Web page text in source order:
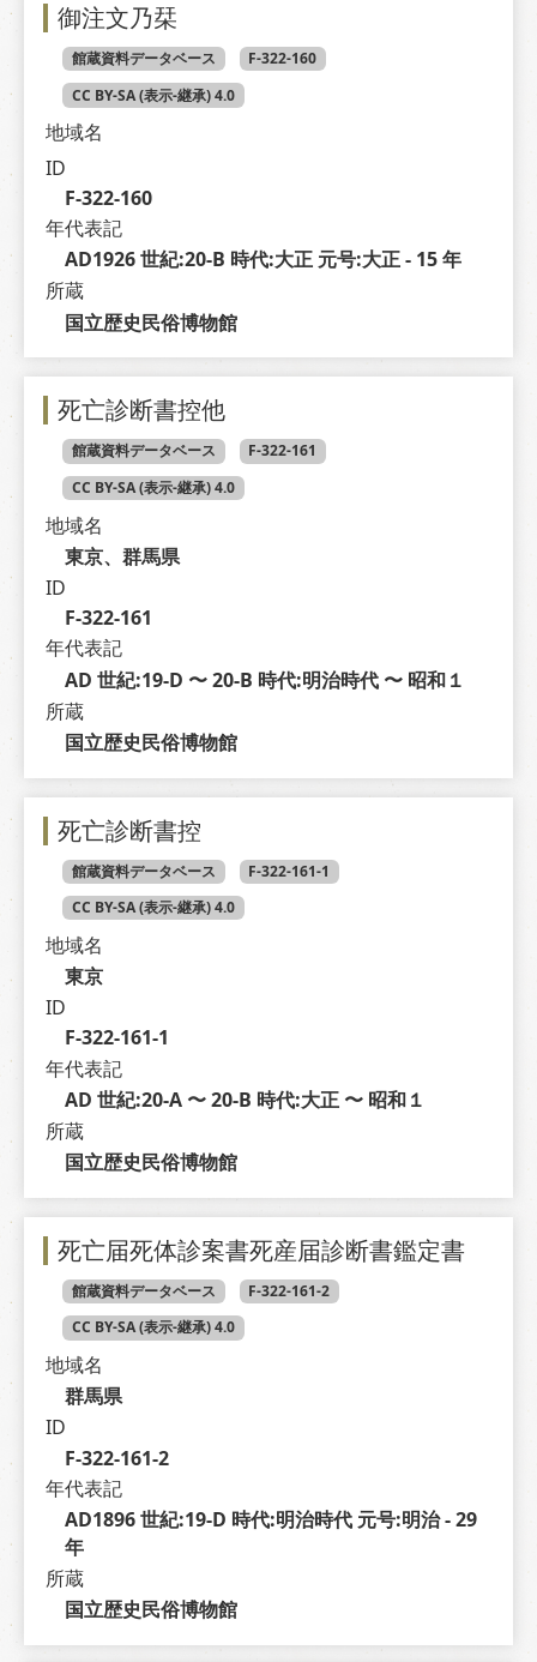
御注文乃栞
館蔵資料データベース
F-322-160
CC BY-SA (表示-継承) 4.0
地域名
ID
F-322-160
年代表記
AD1926 世紀:20-B 時代:大正 元号:大正 - 15 年
所蔵
国立歴史民俗博物館
死亡診断書控他
館蔵資料データベース
F-322-161
CC BY-SA (表示-継承) 4.0
地域名
東京、群馬県
ID
F-322-161
年代表記
AD 世紀:19-D 〜 20-B 時代:明治時代 〜 昭和１
所蔵
国立歴史民俗博物館
死亡診断書控
館蔵資料データベース
F-322-161-1
CC BY-SA (表示-継承) 4.0
地域名
東京
ID
F-322-161-1
年代表記
AD 世紀:20-A 〜 20-B 時代:大正 〜 昭和１
所蔵
国立歴史民俗博物館
死亡届死体診案書死産届診断書鑑定書
館蔵資料データベース
F-322-161-2
CC BY-SA (表示-継承) 4.0
地域名
群馬県
ID
F-322-161-2
年代表記
AD1896 世紀:19-D 時代:明治時代 元号:明治 - 29
年
所蔵
国立歴史民俗博物館